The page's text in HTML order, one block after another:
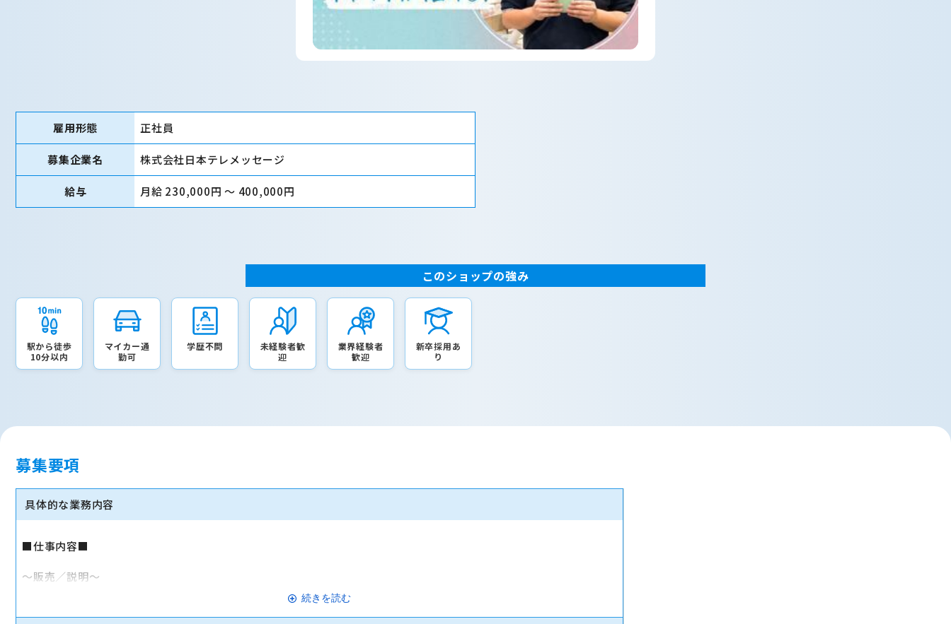
雇用形態 正社員
募集企業名 株式会社日本テレメッセージ
給与 月給 230,000円 〜 400,000円
このショップの強み
駅から徒歩
10分以内
マイカー通
勤可
学歴不問
未経験者歓
迎
業界経験者
歓迎
新卒採用あ
り
募集要項
具体的な業務内容
■仕事内容■
～販売／説明～
・機種変更手続き
続きを読む